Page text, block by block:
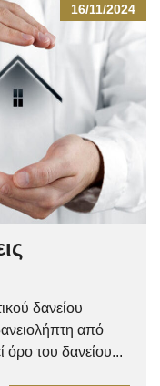
16/11/2024
δανείου
από
όρο του δανείου...